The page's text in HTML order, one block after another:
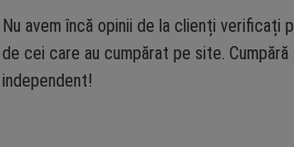
Nu avem încă opinii de la clienți verificați
de cei care au cumpărat pe site.
independent!